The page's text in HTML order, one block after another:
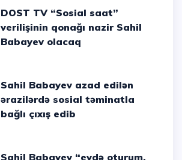
DOST TV “Sosial saat”
verilişinin qonağı nazir Sahil
Babayev olacaq
Sahil Babayev azad edilən
ərazilərdə sosial təminatla
bağlı çıxış edib
Sahil Babayev “evdə oturum,